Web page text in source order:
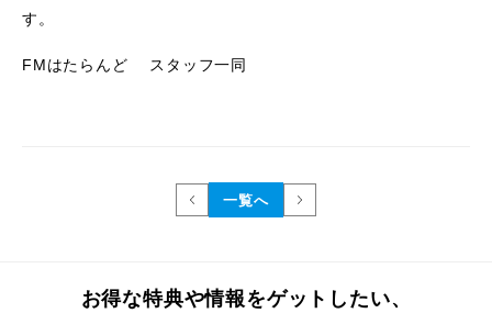
す。
FMはたらんど スタッフ一同
一覧へ
お得な特典や情報をゲットしたい、